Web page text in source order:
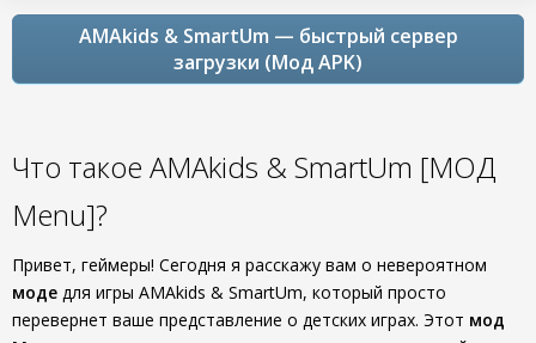
AMAkids & SmartUm — быстрый сервер
загрузки (Мод APK)
Что такое AMAkids & SmartUm [МОД
Menu]?
Привет, геймеры! Сегодня я расскажу вам о невероятном
моде для игры AMAkids & SmartUm, который просто
перевернет ваше представление о детских играх. Этот мод